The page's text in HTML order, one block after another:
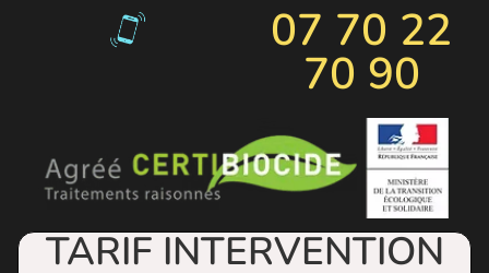
07 70 22
70 90
TARIF INTERVENTION